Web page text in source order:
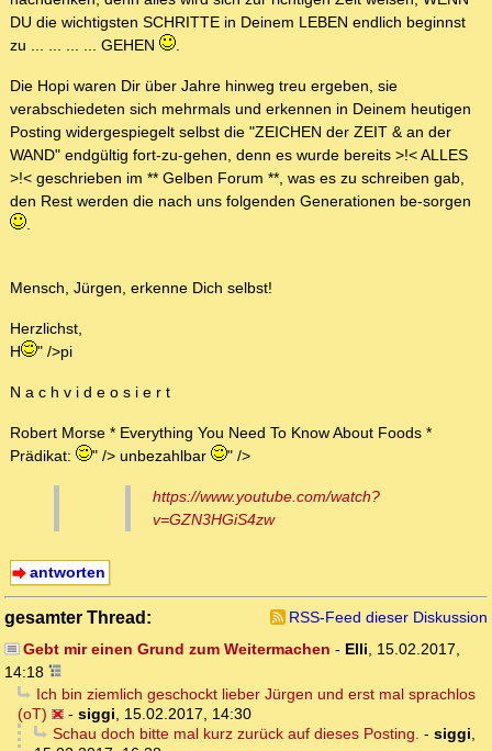
DU die wichtigsten SCHRITTE in Deinem LEBEN endlich beginnst
zu ... ... ... ... GEHEN
.
Die Hopi waren Dir über Jahre hinweg treu ergeben, sie
verabschiedeten sich mehrmals und erkennen in Deinem heutigen
Posting widergespiegelt selbst die "ZEICHEN der ZEIT & an der
WAND" endgültig fort-zu-gehen, denn es wurde bereits >!< ALLES
>!< geschrieben im ** Gelben Forum **, was es zu schreiben gab,
den Rest werden die nach uns folgenden Generationen be-sorgen
.
Mensch, Jürgen, erkenne Dich selbst!
Herzlichst,
H
" />pi
N a c h v i d e o s i e r t
Robert Morse * Everything You Need To Know About Foods *
Prädikat:
" /> unbezahlbar " />
https://www.youtube.com/watch?
v=GZN3HGiS4zw
antworten
gesamter Thread:
RSS-Feed dieser Diskussion
Gebt mir einen Grund zum Weitermachen - Elli, 15.02.2017,
14:18
Ich bin ziemlich geschockt lieber Jürgen und erst mal sprachlos
(oT)
- siggi, 15.02.2017, 14:30
Schau doch bitte mal kurz zurück auf dieses Posting. - siggi,